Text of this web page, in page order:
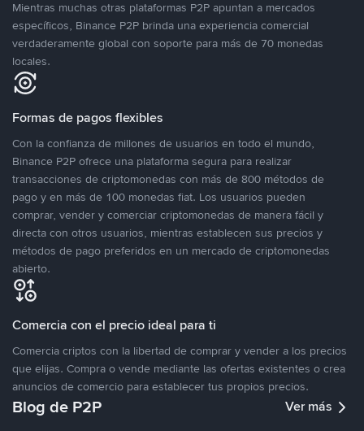
Mientras muchas otras plataformas P2P apuntan a mercados
específicos, Binance P2P brinda una experiencia comercial
verdaderamente global con soporte para más de 70 monedas
locales.
Formas de pagos flexibles
Con la confianza de millones de usuarios en todo el mundo,
Binance P2P ofrece una plataforma segura para realizar
transacciones de criptomonedas con más de 800 métodos de
pago y en más de 100 monedas fiat. Los usuarios pueden
comprar, vender y comerciar criptomonedas de manera fácil y
directa con otros usuarios, mientras establecen sus precios y
métodos de pago preferidos en un mercado de criptomonedas
abierto.
Comercia con el precio ideal para ti
Comercia criptos con la libertad de comprar y vender a los precios
que elijas. Compra o vende mediante las ofertas existentes o crea
anuncios de comercio para establecer tus propios precios.
Blog de P2P Ver más